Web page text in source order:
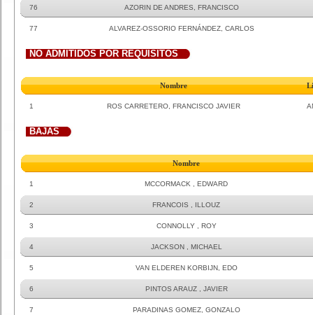
76 AZORIN DE ANDRES, FRANCISCO
77 ALVAREZ-OSSORIO FERNÁNDEZ, CARLOS
NO ADMITIDOS POR REQUISITOS
Nombre
1 ROS CARRETERO, FRANCISCO JAVIER
BAJAS
Nombre
1 MCCORMACK , EDWARD
2 FRANCOIS , ILLOUZ
3 CONNOLLY , ROY
4 JACKSON , MICHAEL
5 VAN ELDEREN KORBIJN, EDO
6 PINTOS ARAUZ , JAVIER
7 PARADINAS GOMEZ, GONZALO